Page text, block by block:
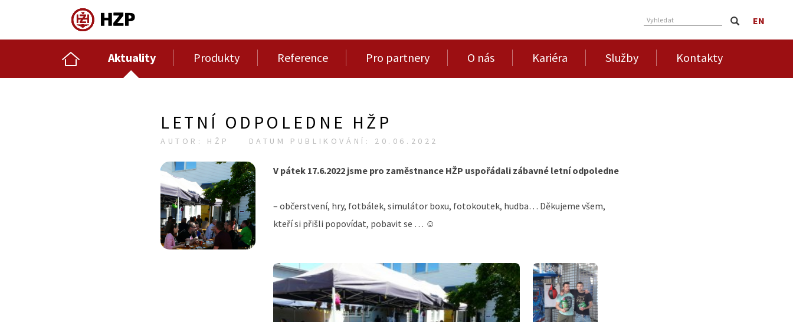
Vyhledat
EN
Aktuality Produkty Reference Pro partnery O nás Kariéra Služby Kontakty
LETNÍ ODPOLEDNE HŽP
AUTOR: HŽP DATUM PUBLIKOVÁNÍ: 20.06.2022
V pátek 17.6.2022 jsme pro zaměstnance HŽP uspořádali zábavné letní odpoledne
– občerstvení, hry, fotbálek, simulátor boxu, fotokoutek, hudba… Děkujeme všem,
kteří si přišli popovídat, pobavit se … ☺